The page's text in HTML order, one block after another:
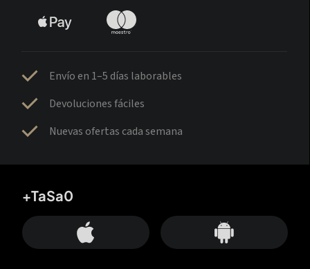
Envío en 1–5 días laborables
Devoluciones fáciles
Nuevas ofertas cada semana
+TaSa0